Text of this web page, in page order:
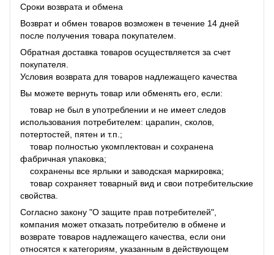
Сроки возврата и обмена
Возврат и обмен товаров возможен в течение 14 дней
после получения товара покупателем.
Обратная доставка товаров осуществляется за счет
покупателя.
Условия возврата для товаров надлежащего качества
Вы можете вернуть товар или обменять его, если:
товар не был в употреблении и не имеет следов
использования потребителем: царапин, сколов,
потертостей, пятен и т.п.;
товар полностью укомплектован и сохранена
фабричная упаковка;
сохранены все ярлыки и заводская маркировка;
товар сохраняет товарный вид и свои потребительские
свойства.
Согласно закону "О защите прав потребителей",
компания может отказать потребителю в обмене и
возврате товаров надлежащего качества, если они
относятся к категориям, указанным в действующем